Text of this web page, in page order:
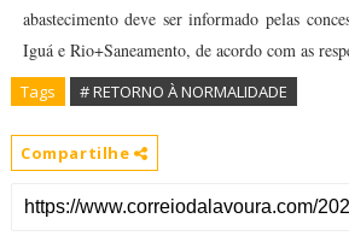
abastecimento deve ser informado pelas
Iguá e Rio+Saneamento, de acordo com as
Tags # RETORNO À NORMALIDADE
Compartilhe